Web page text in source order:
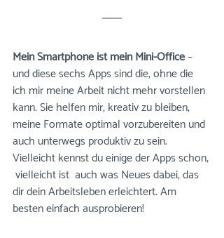
Mein Smartphone ist mein Mini-Office –
und diese sechs Apps sind die, ohne die
ich mir meine Arbeit nicht mehr vorstellen
kann. Sie helfen mir, kreativ zu bleiben,
meine Formate optimal vorzubereiten und
auch unterwegs produktiv zu sein.
Vielleicht kennst du einige der Apps schon,
vielleicht ist  auch was Neues dabei, das
dir dein Arbeitsleben erleichtert. Am
besten einfach ausprobieren!